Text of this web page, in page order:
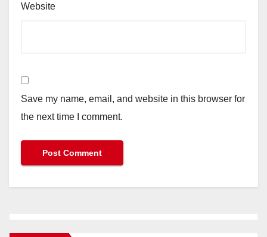
Website
Save my name, email, and website in this browser for
the next time I comment.